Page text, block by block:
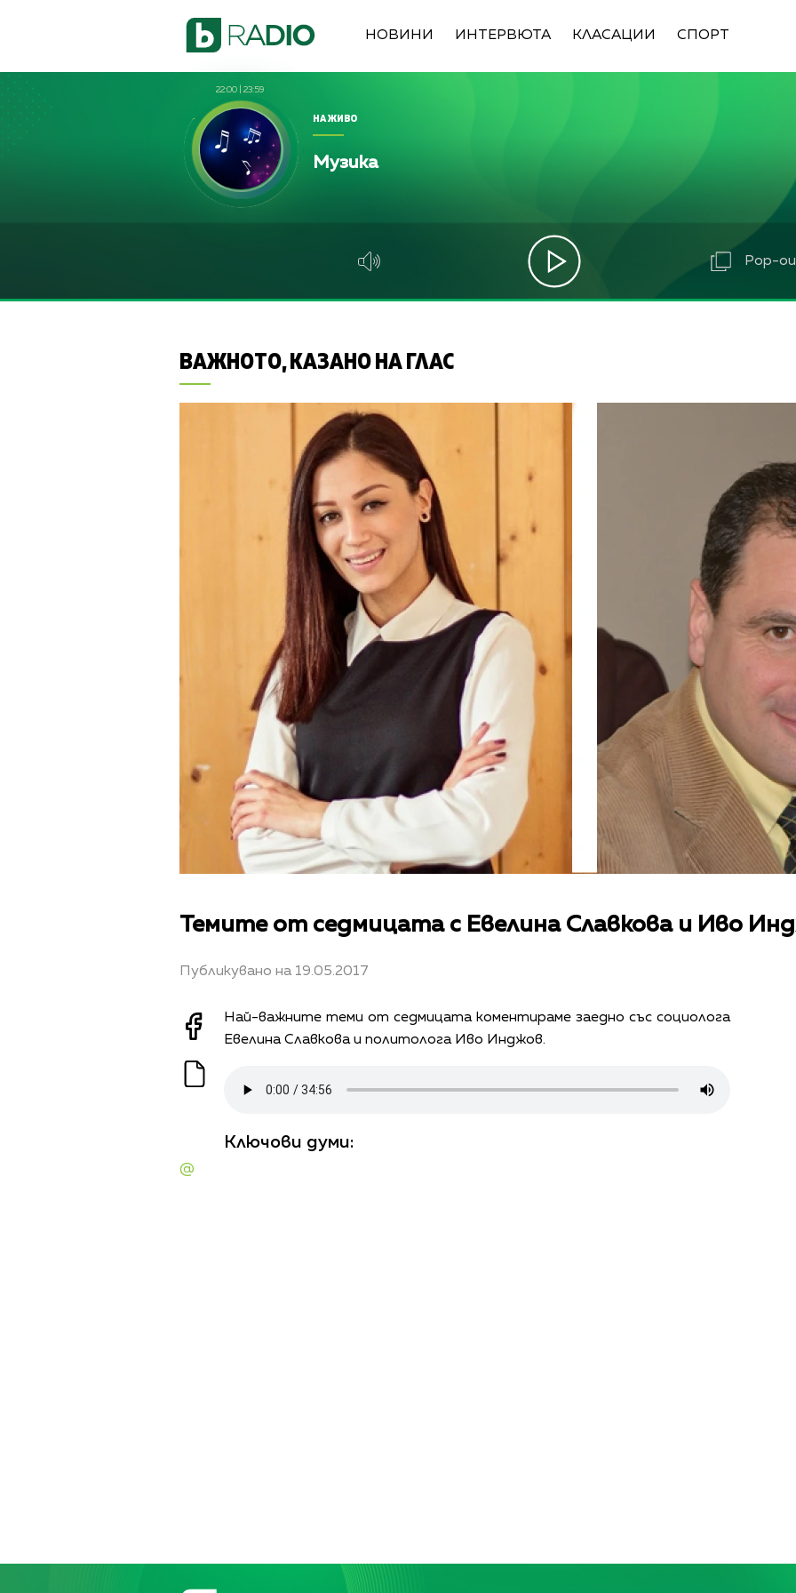
НОВИНИ ИНТЕРВЮТА КЛАСАЦИИ СПОРТ
22:00 23:59
НА ЖИВО
Музика
Pop-
ВАЖНОТО, КАЗАНО НА ГЛАС
Темите от седмицата с Евелина Славкова и Иво
Публикувано на 19.05.2017
Най-важните теми от седмицата коментираме заедно със социолога
Евелина Славкова и политолога Иво Инджов.
Ключови думи:
@